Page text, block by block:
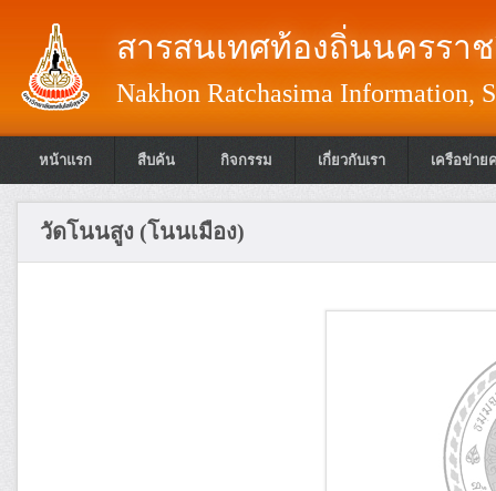
สารสนเทศท้องถิ่นนครรา
Nakhon Ratchasima Information,
หน้าแรก สืบค้น กิจกรรม เกี่ยวกับเรา เครือข่าย
วัดโนนสูง (โนนเมือง)